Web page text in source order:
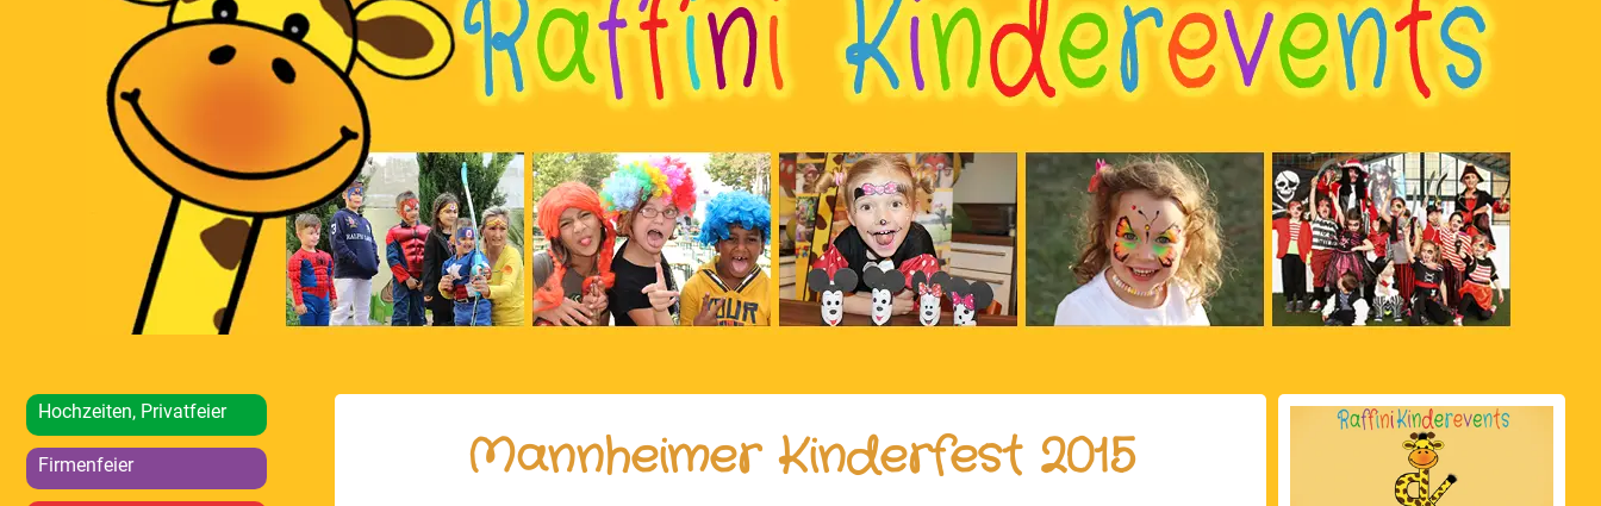
Hochzeiten, Privatfeier
Firmenfeier Mannheimer Kinderfest 2015